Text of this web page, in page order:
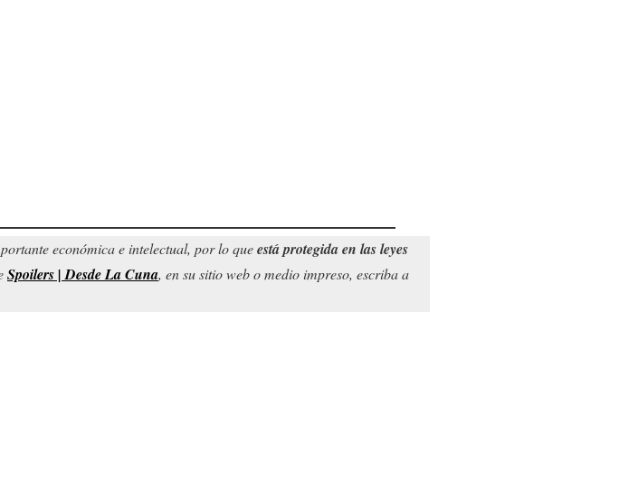
económica e intelectual, por lo queestá protegida en las leyes
Spoilers | Desde La Cuna, en su sitio web o medio impreso, escriba a